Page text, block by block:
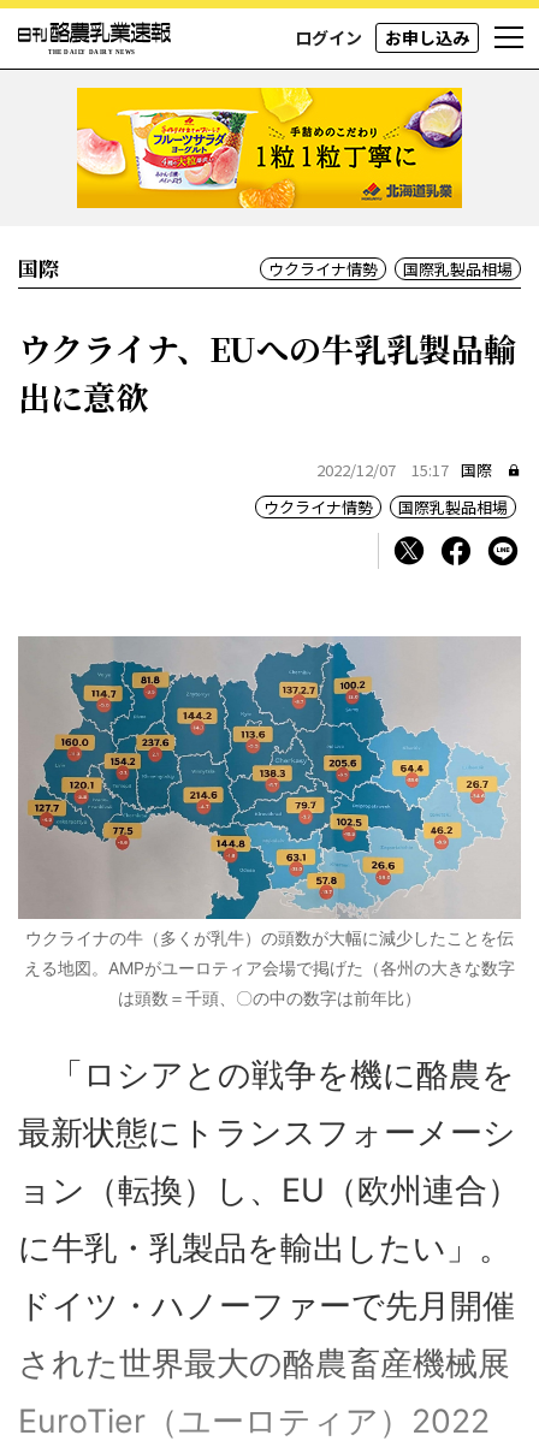
ログイン お申し込み
国際 ウクライナ情勢 国際乳製品相場
ウクライナ、EUへの牛乳乳製品輸
出に意欲
2022/12/07 15:17 国際
ウクライナ情勢
国際乳製品相場
ウクライナの牛（多くが乳牛）の頭数が大幅に減少したことを伝
える地図。AMPがユーロティア会場で掲げた（各州の大きな数字
は頭数＝千頭、〇の中の数字は前年比）
「ロシアとの戦争を機に酪農を
最新状態にトランスフォーメーシ
ョン（転換）し、EU（欧州連合）
に牛乳・乳製品を輸出したい」。
ドイツ・ハノーファーで先月開催
された世界最大の酪農畜産機械展
EuroTier（ユーロティア）2022